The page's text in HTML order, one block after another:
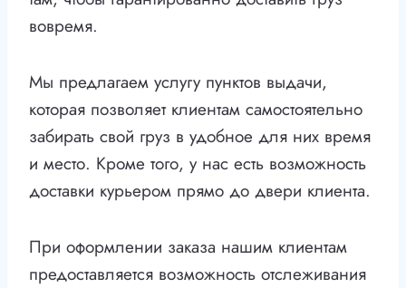
вовремя.
Мы предлагаем услугу пунктов выдачи,
которая позволяет клиентам самостоятельно
забирать свой груз в удобное для них время
и место. Кроме того, у нас есть возможность
доставки курьером прямо до двери клиента.
При оформлении заказа нашим клиентам
предоставляется возможность отслеживания